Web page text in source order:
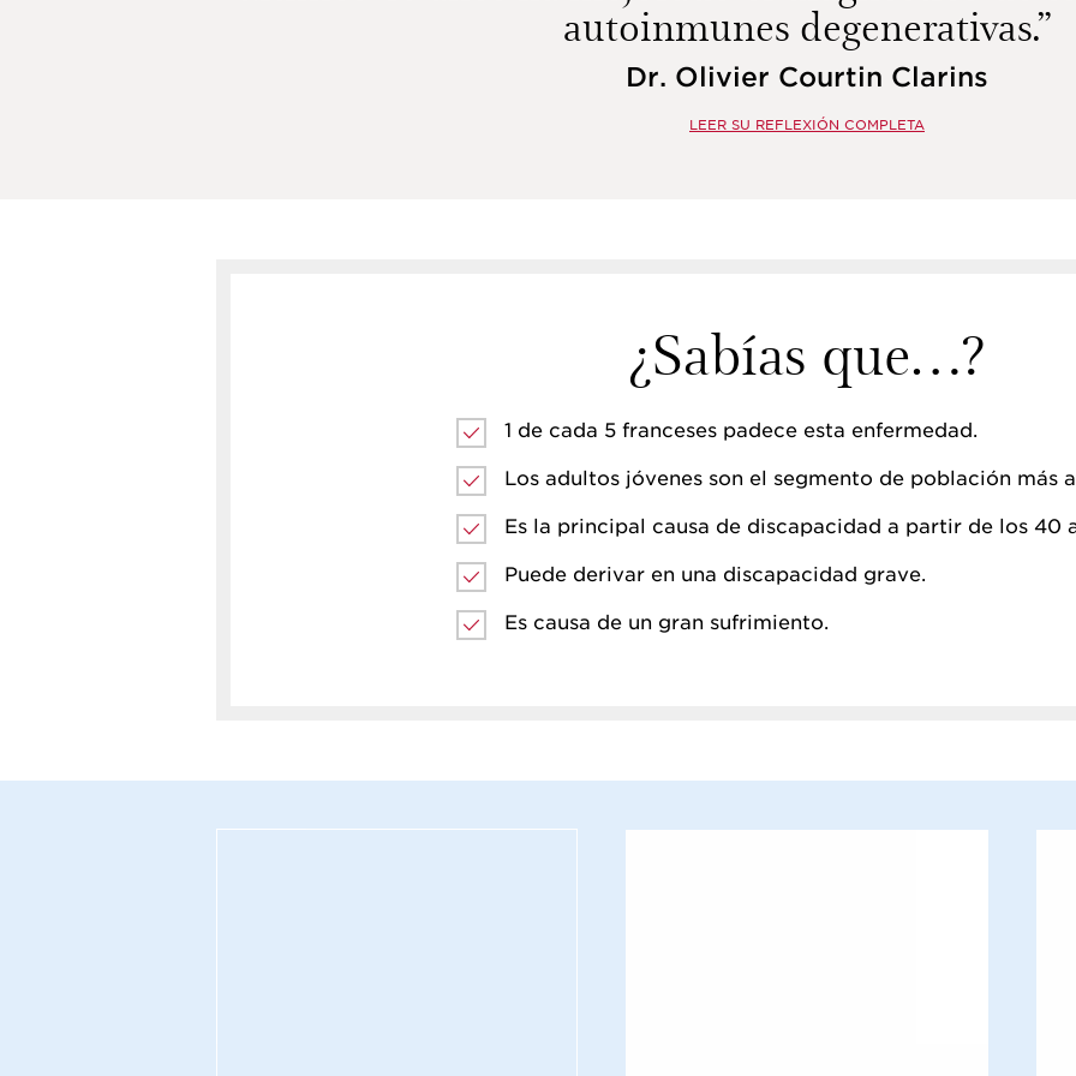
autoinmunes degenerativas.”
Dr. Olivier Courtin Clarins
LEER SU REFLEXIÓN COMPLETA
¿Sabías que…?
1 de cada 5 franceses padece esta enfermedad.
Los adultos jóvenes son el segmento de población más
Es la principal causa de discapacidad a partir de los 40
Puede derivar en una discapacidad grave.
Es causa de un gran sufrimiento.